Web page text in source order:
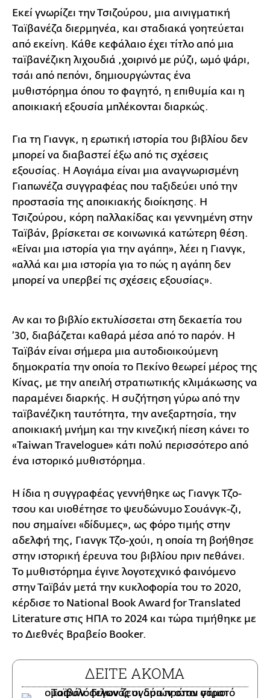
Εκεί γνωρίζει την Τσιζούρου, μια αινιγματική
Ταϊβανέζα διερμηνέα, και σταδιακά γοητεύεται
από εκείνη. Κάθε κεφάλαιο έχει τίτλο από μια
ταϊβανέζικη λιχουδιά ,χοιρινό με ρύζι, ωμό ψάρι,
τσάι από πεπόνι, δημιουργώντας ένα
μυθιστόρημα όπου το φαγητό, η επιθυμία και η
αποικιακή εξουσία μπλέκονται διαρκώς.
Για τη Γιανγκ, η ερωτική ιστορία του βιβλίου δεν
μπορεί να διαβαστεί έξω από τις σχέσεις
εξουσίας. Η Αογιάμα είναι μια αναγνωρισμένη
Γιαπωνέζα συγγραφέας που ταξιδεύει υπό την
προστασία της αποικιακής διοίκησης. Η
Τσιζούρου, κόρη παλλακίδας και γεννημένη στην
Ταϊβάν, βρίσκεται σε κοινωνικά κατώτερη θέση.
«Είναι μια ιστορία για την αγάπη», λέει η Γιανγκ,
«αλλά και μια ιστορία για το πώς η αγάπη δεν
μπορεί να υπερβεί τις σχέσεις εξουσίας».
Αν και το βιβλίο εκτυλίσσεται στη δεκαετία του
’30, διαβάζεται καθαρά μέσα από το παρόν. Η
Ταϊβάν είναι σήμερα μια αυτοδιοικούμενη
δημοκρατία την οποία το Πεκίνο θεωρεί μέρος της
Κίνας, με την απειλή στρατιωτικής κλιμάκωσης να
παραμένει διαρκής. Η συζήτηση γύρω από την
ταϊβανέζικη ταυτότητα, την ανεξαρτησία, την
αποικιακή μνήμη και την κινεζική πίεση κάνει το
«Taiwan Travelogue» κάτι πολύ περισσότερο από
ένα ιστορικό μυθιστόρημα.
Η ίδια η συγγραφέας γεννήθηκε ως Γιανγκ Τζο-
τσου και υιοθέτησε το ψευδώνυμο Σουάνγκ-ζι,
που σημαίνει «δίδυμες», ως φόρο τιμής στην
αδελφή της, Γιανγκ Τζο-χούι, η οποία τη βοήθησε
στην ιστορική έρευνα του βιβλίου πριν πεθάνει.
Το μυθιστόρημα έγινε λογοτεχνικό φαινόμενο
στην Ταϊβάν μετά την κυκλοφορία του το 2020,
κέρδισε το National Book Award for Translated
Literature στις ΗΠΑ το 2024 και τώρα τιμήθηκε με
το Διεθνές Βραβείο Booker.
ΔΕΙΤΕ ΑΚΟΜΑ